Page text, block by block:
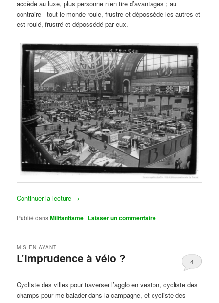
accède au luxe, plus personne n’en tire d’avantages ; au
contraire : tout le monde roule, frustre et dépossède les autres et
est roulé, frustré et dépossédé par eux.
Continuer la lecture →
Publié dansMilitantisme | Laisser un commentaire
L’imprudence à vélo ?
MIS EN AVANT
4
Cycliste des villes pour traverser l’agglo en veston, cycliste des
champs pour me balader dans la campagne, et cycliste des